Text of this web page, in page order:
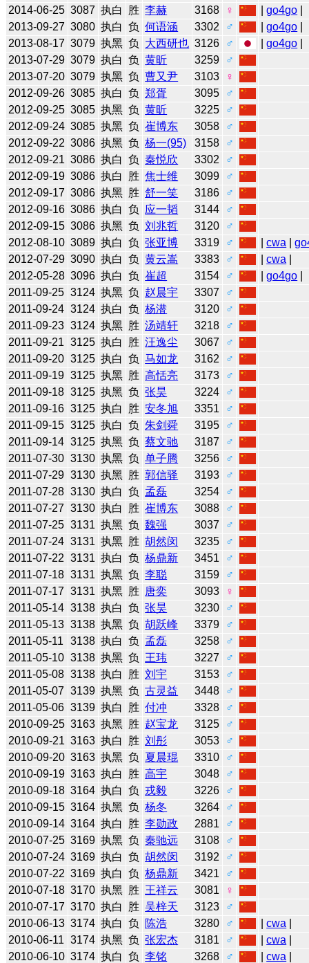
2014-06-25 3087 执白 胜 李赫 3168 ♀ |go4go
2013-09-27 3080 执白 负 何语涵 3302 ♂ |go4go
2013-08-17 3079 执黑 负 大西研也 3126 ♂ |go4go
2013-07-29 3079 执白 负 黄昕 3259
♂
2013-07-20 3079 执黑 负 曹又尹 3103
♀
2012-09-26 3085 执白 负 郑胥 3095
♂
2012-09-25 3085 执黑 负 黄昕 3225
♂
2012-09-24 3085 执黑 负 崔博东 3058
♂
2012-09-22 3086 执黑 负 杨一(95) 3158
♂
2012-09-21 3086 执白 负 秦悦欣 3302
♂
2012-09-19 3086 执白 胜 焦士维 3099
♂
2012-09-17 3086 执黑 胜 舒一笑 3186
♂
2012-09-16 3086 执白 负 应一韬 3144
♂
2012-09-15 3086 执黑 负 刘兆哲 3120
♂
2012-08-10 3089 执白 负 张亚博 3319 ♂ |cwa |
2012-07-29 3090 执白 负 黄云嵩 3383 ♂ |cwa
2012-05-28 3096 执白 负 崔超 3154 ♂ |go4go
2011-09-25 3124 执黑 负 赵晨宇 3307
♂
2011-09-24 3124 执白 负 杨潜 3120
♂
2011-09-23 3124 执黑 胜 汤靖轩 3218
♂
2011-09-21 3125 执白 胜 汪逸尘 3067
♂
2011-09-20 3125 执白 负 马如龙 3162
♂
2011-09-19 3125 执黑 胜 高恬亮 3173
♂
2011-09-18 3125 执黑 负 张昊 3224
♂
2011-09-16 3125 执白 胜 安冬旭 3351
♂
2011-09-15 3125 执白 负 朱剑舜 3195
♂
2011-09-14 3125 执黑 负 蔡文驰 3187
♂
2011-07-30 3130 执黑 负 单子腾 3256
♂
2011-07-29 3130 执黑 胜 郭信驿 3193
♂
2011-07-28 3130 执白 负 孟磊 3254
♂
2011-07-27 3130 执白 胜 崔博东 3088
♂
2011-07-25 3131 执黑 负 魏强 3037
♂
2011-07-24 3131 执黑 胜 胡然闵 3235
♂
2011-07-22 3131 执白 负 杨鼎新 3451
♂
2011-07-18 3131 执黑 负 李聪 3159
♂
2011-07-17 3131 执黑 胜 唐奕 3093
♀
2011-05-14 3138 执白 负 张昊 3230
♂
2011-05-13 3138 执黑 负 胡跃峰 3379
♂
2011-05-11
3138 执白 负 孟磊 3258
♂
2011-05-10 3138 执黑 负 王玮 3227
♂
2011-05-08 3138 执白 胜 刘宇 3153
♂
2011-05-07 3139 执黑 负 古灵益 3448
♂
2011-05-06 3139 执白 胜 付冲 3328
♂
2010-09-25 3163 执黑 胜 赵宝龙 3125
♂
2010-09-21 3163 执白 胜 刘彤 3053
♂
2010-09-20 3163 执黑 负 夏晨琨 3310
♂
2010-09-19 3163 执白 胜 高宇 3048
♂
2010-09-18 3164 执白 负 戎毅 3226
♂
2010-09-15 3164 执黑 负 杨冬 3264
♂
2010-09-14 3164 执白 胜 李勋政 2881
♂
2010-07-25 3169 执黑 负 秦驰远 3108
♂
2010-07-24 3169 执白 负 胡然闵 3192
♂
2010-07-22 3169 执白 负 杨鼎新 3421
♂
2010-07-18 3170 执黑 胜 王祥云 3081
♀
2010-07-17 3170 执白 胜 吴梓天 3123
♂
2010-06-13 3174 执白 负 陈浩 3280 ♂ |cwa
2010-06-11 3174 执黑 负 张宏杰 3181 ♂ |cwa
2010-06-10 3174 执白 负 李铭 3268 ♂ |cwa